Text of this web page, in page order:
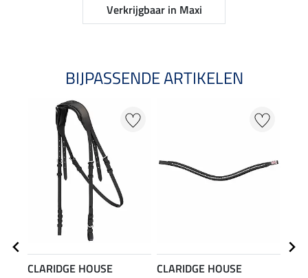
Verkrijgbaar in Maxi
BIJPASSENDE ARTIKELEN
CLARIDGE HOUSE
CLARIDGE HOUSE